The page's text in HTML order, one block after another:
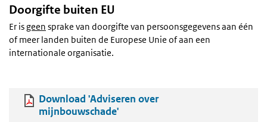
Doorgifte buiten EU
Er isgeen sprake van doorgifte van persoonsgegevens aan één
of meer landen buiten de Europese Unie of aan een
internationale organisatie.
Download 'Adviseren over
mijnbouwschade'